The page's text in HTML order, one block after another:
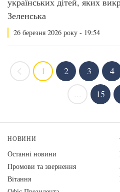
Зеленська
26 березня 2026 року - 19:54
1 2 3 4
15
НОВИНИ
Останні новини
Промови та звернення
Вiтання